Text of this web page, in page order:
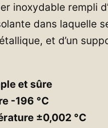
inoxydable rempli
dans laquelle
et d’un
et sûre
-196 °C
±0,002 °C